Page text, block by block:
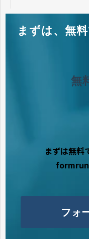
まずは、無
無
まずは無料
formrun
フォ